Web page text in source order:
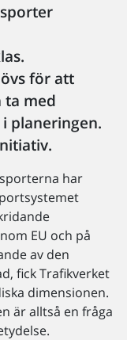
för att
ta med
planeringen.
har
EU och på
av den
fick Trafikverket
dimensionen.
är alltså en fråga